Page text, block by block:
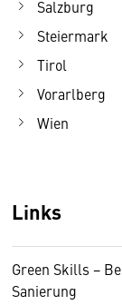
Salzburg
Steiermark
Tirol
Vorarlberg
Wien
Links
Green Skills −
Sanierung